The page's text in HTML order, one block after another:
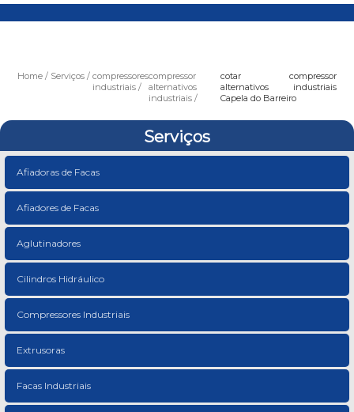
Home Serviços
compressores
industriais
compressor
alternativos
industriais
cotar compressor
alternativos industriais
Capela do Barreiro
Serviços
Afiadoras de Facas
Afiadores de Facas
Aglutinadores
Cilindros Hidráulico
Compressores Industriais
Extrusoras
Facas Industriais